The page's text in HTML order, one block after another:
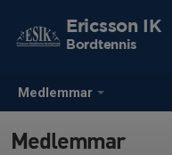
Medlemmar
Ericsson IK
Bordtennis
Medlemmar